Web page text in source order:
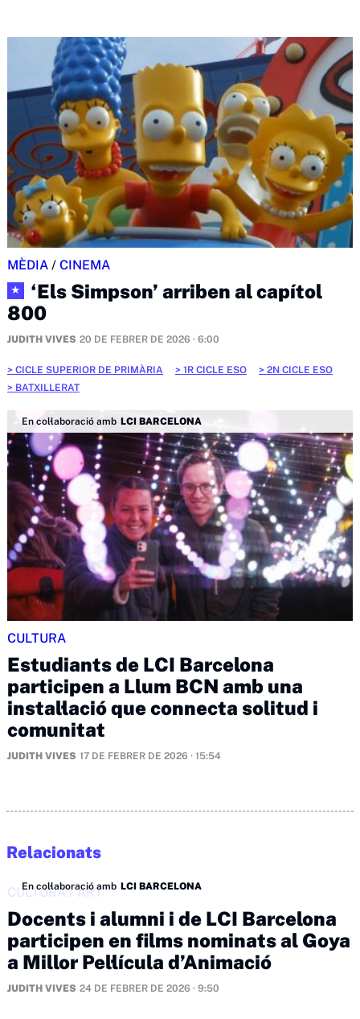
MÈDIA / CINEMA
★
‘Els Simpson’ arriben al capítol
800
JUDITH VIVES 20 DE FEBRER DE 2026 · 6:00
CICLE SUPERIOR DE PRIMÀRIA 1R CICLE ESO
2N CICLE ESO
BATXILLERAT
En col·laboració amb LCI BARCELONA
CULTURA
Estudiants de LCI Barcelona
participen a Llum BCN amb una
instal·lació que connecta solitud i
comunitat
JUDITH VIVES 17 DE FEBRER DE 2026 · 15:54
Relacionats
En col·laboració amb LCI BARCELONA
CULTURA/ART
Docents i alumni i de LCI Barcelona
participen en films nominats al Goya
a Millor Pel·lícula d’Animació
JUDITH VIVES 24 DE FEBRER DE 2026 · 9:50